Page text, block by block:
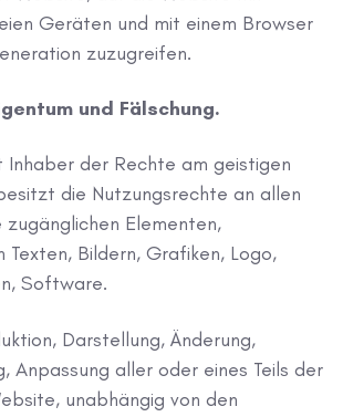
Geräten und mit einem Browser
zuzugreifen.
und Fälschung.
Inhaber der Rechte am geistigen
die Nutzungsrechte an allen
Elementen,
Texten, Bildern, Grafiken, Logo,
Software.
Darstellung, Änderung,
Anpassung aller oder eines Teils der
unabhängig von den